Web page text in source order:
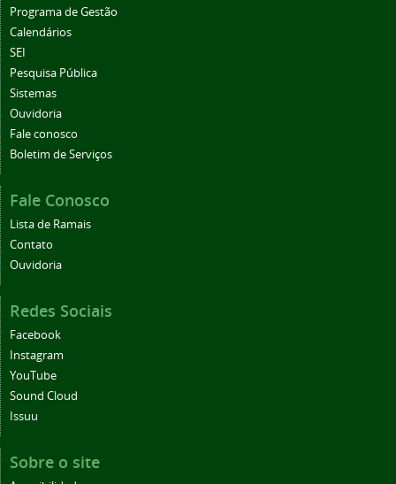
Programa de Gestão
Calendários
SEI
Pesquisa Pública
Sistemas
Ouvidoria
Fale conosco
Boletim de Serviços
Fale Conosco
Lista de Ramais
Contato
Ouvidoria
Redes Sociais
Facebook
Instagram
YouTube
Sound Cloud
Issuu
Sobre o site